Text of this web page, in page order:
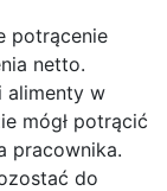
potrącenie
netto.
alimenty w
mógł potrącić
pracownika.
do